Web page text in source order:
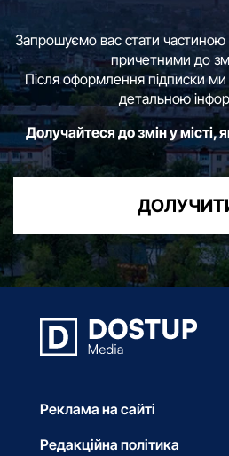
Запрошуємо вас стати частиною
причетними до
Після оформлення підписки
детальною
Долучайтеся до змін у місті,
Реклама на сайті
Редакційна політика